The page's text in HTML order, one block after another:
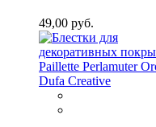
49,00 руб.